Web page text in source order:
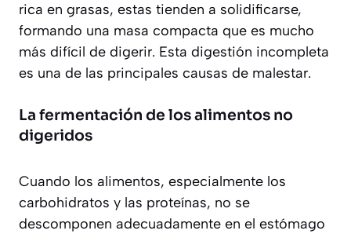
rica en grasas, estas tienden a solidificarse,
formando una masa compacta que es mucho
más difícil de digerir. Esta digestión incompleta
es una de las principales causas de malestar.
La fermentación de los alimentos no
digeridos
Cuando los alimentos, especialmente los
carbohidratos y las proteínas, no se
descomponen adecuadamente en el estómago